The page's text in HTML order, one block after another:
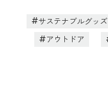
サステナブルグッズ
アウトドア